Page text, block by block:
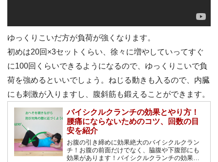
ゆっくりこいだ方が負荷が強くなります。
初めは20回×3セットくらい、徐々に増やしていってすぐ
に100回くらいできるようになるので、ゆっくりこいで負
荷を強めるといいでしょう。ねじる動きも入るので、内臓
にも刺激が入りますし、腹斜筋も鍛えることができます。
バイシクルクランチの効果とやり方！
腰痛にならないためのコツ、回数の目
安を紹介
お腹の引き締めに効果絶大のバイシクルクラン
チ！お腹の前面だけでなく、脇腹や下腹部にも
効果があります！バイシクルクランチの効果や